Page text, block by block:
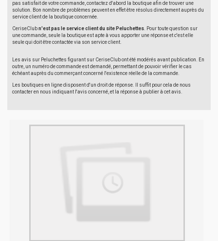
pas satisfait de votre commande, contactez d'abord la boutique afin de trouver une
solution. Bon nombre de problèmes peuvent en effet être résolus directement auprès du
service client de la boutique concernée.
CeriseClubn'est pas le service client du site Peluchettes . Pour toute question sur
une commande, seule la boutique est apte à vous apporter une réponse et c'est elle
seule qui doit être contactée via son service client.
Les avis sur Peluchettes figurant sur CeriseClub ont été modérés avant publication. En
outre, un numéro de commande est demandé, permettant de pouvoir vérifier le cas
échéant auprès du commerçant concerné l'existence réelle de la commande.
Les boutiques en ligne disposent d'un droit de réponse. Il suffit pour cela de nous
contacter en nous indiquant l'avis concerné, et la réponse à publier à cet avis.